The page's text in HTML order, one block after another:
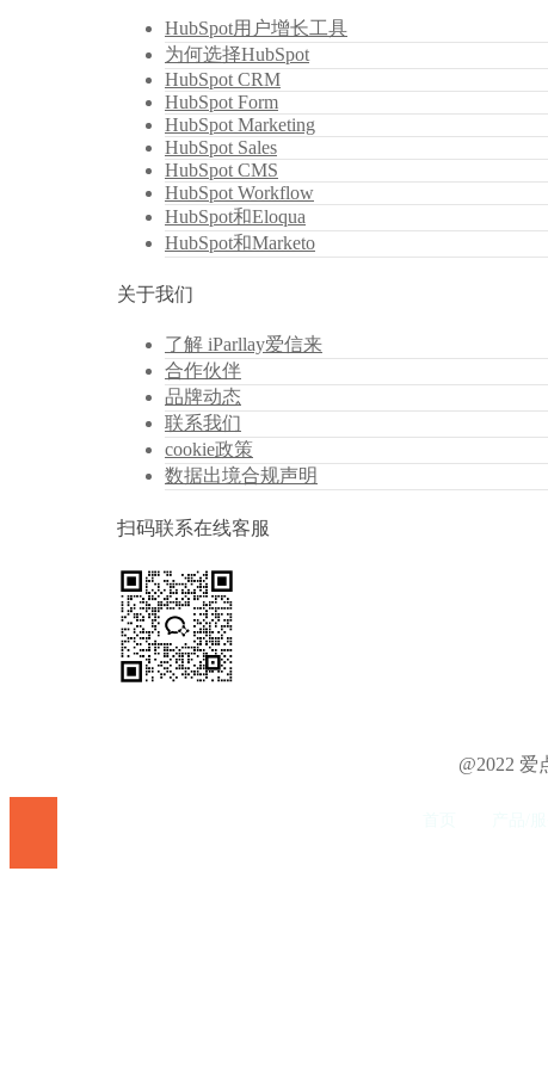
HubSpot用户增长工具
为何选择HubSpot
HubSpot CRM
HubSpot Form
HubSpot Marketing
HubSpot Sales
HubSpot CMS
HubSpot Workflow
HubSpot和Eloqua
HubSpot和Marketo
关于我们
了解 iParllay爱信来
合作伙伴
品牌动态
联系我们
cookie政策
数据出境合规声明
扫码联系在线客服
@2022